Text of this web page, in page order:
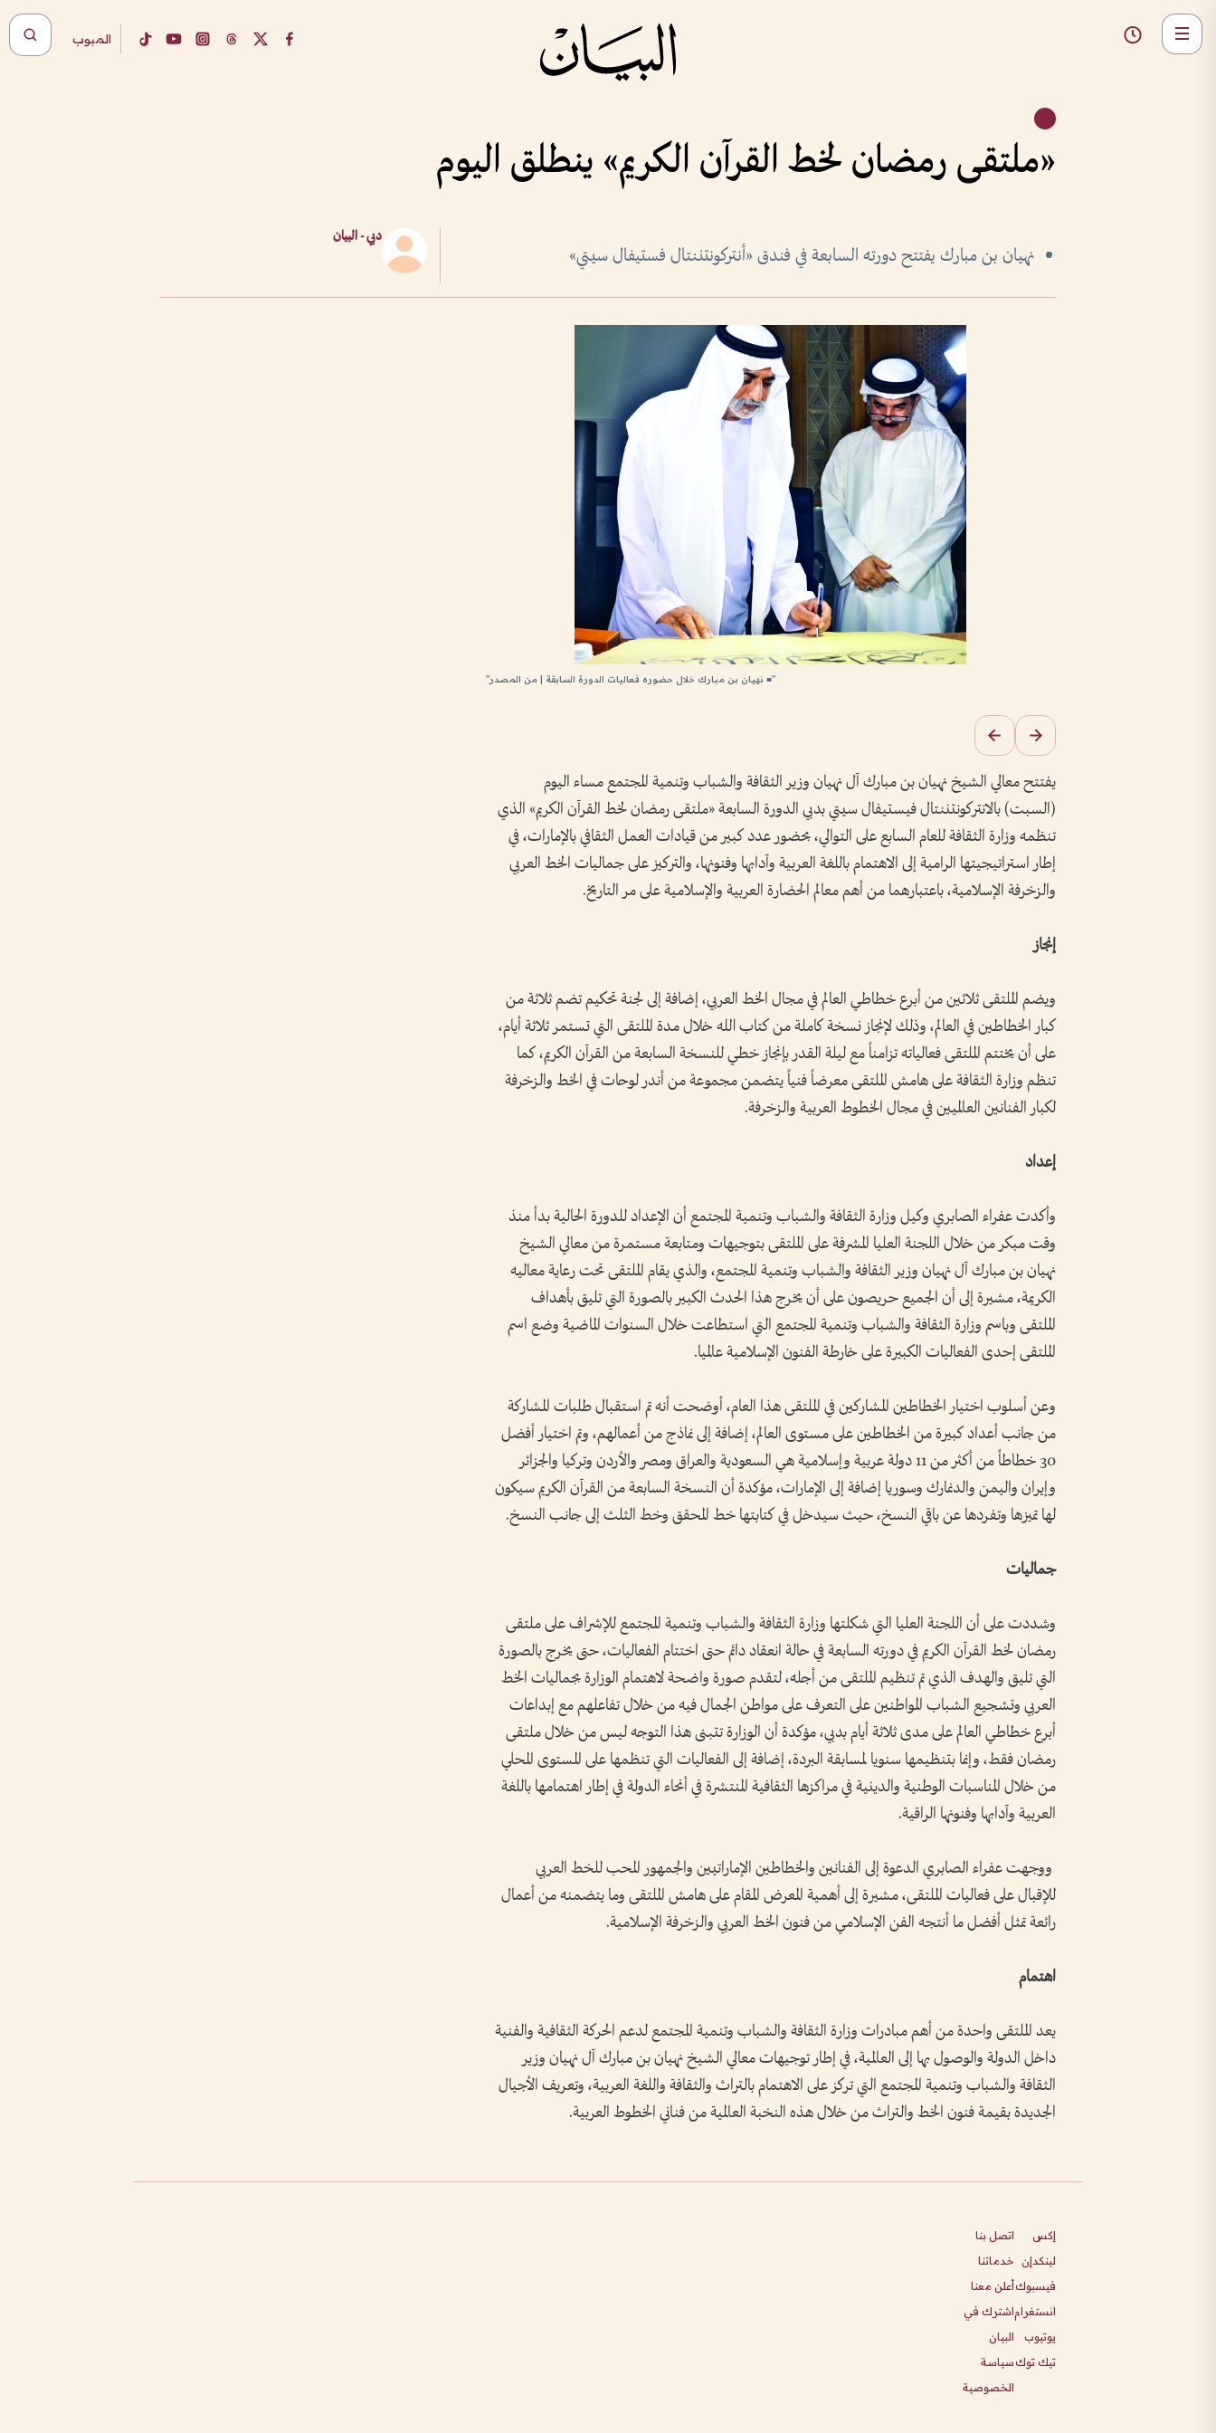
المبوب
«ملتقى رمضان لخط القرآن الكريم» ينطلق اليوم
نهيان بن مبارك يفتتح دورته السابعة في فندق «أنتركونتننتال فستيفال سيتي»
دبي - البيان
"■ نهيان بن مبارك خلال حضوره فعاليات الدورة السابقة | من المصدر"
يفتتح معالي الشيخ نهيان بن مبارك آل نهيان وزير الثقافة والشباب وتنمية المجتمع مساء اليوم
(السبت) بالانتركونتننتال فيستيفال سيتي بدبي الدورة السابعة «ملتقى رمضان لخط القرآن الكريم» الذي
تنظمه وزارة الثقافة للعام السابع على التوالي، بحضور عدد كبير من قيادات العمل الثقافي بالإمارات، في
إطار استراتيجيتها الرامية إلى الاهتمام باللغة العربية وآدابها وفنونها، والتركيز على جماليات الخط العربي
والزخرفة الإسلامية، باعتبارهما من أهم معالم الحضارة العربية والإسلامية على مر التاريخ.
إنجاز
ويضم الملتقى ثلاثين من أبرع خطاطي العالم في مجال الخط العربي، إضافة إلى لجنة تحكيم تضم ثلاثة من
كبار الخطاطين في العالم، وذلك لإنجاز نسخة كاملة من كتاب الله خلال مدة الملتقى التي تستمر ثلاثة أيام،
على أن يختتم الملتقى فعالياته تزامناً مع ليلة القدر بإنجاز خطي للنسخة السابعة من القرآن الكريم، كما
تنظم وزارة الثقافة على هامش الملتقى معرضاً فنياً يتضمن مجموعة من أندر لوحات في الخط والزخرفة
لكبار الفنانين العالميين في مجال الخطوط العربية والزخرفة.
إعداد
وأكدت عفراء الصابري وكيل وزارة الثقافة والشباب وتنمية المجتمع أن الإعداد للدورة الحالية بدأ منذ
وقت مبكر من خلال اللجنة العليا المشرفة على الملتقى بتوجيهات ومتابعة مستمرة من معالي الشيخ
نهيان بن مبارك آل نهيان وزير الثقافة والشباب وتنمية المجتمع، والذي يقام الملتقى تحت رعاية معاليه
الكريمة، مشيرة إلى أن الجميع حريصون على أن يخرج هذا الحدث الكبير بالصورة التي تليق بأهداف
الملتقى وباسم وزارة الثقافة والشباب وتنمية المجتمع التي استطاعت خلال السنوات الماضية وضع اسم
الملتقى إحدى الفعاليات الكبيرة على خارطة الفنون الإسلامية عالميا.
وعن أسلوب اختيار الخطاطين المشاركين في الملتقى هذا العام، أوضحت أنه تم استقبال طلبات المشاركة
من جانب أعداد كبيرة من الخطاطين على مستوى العالم، إضافة إلى نماذج من أعمالهم، وتم اختيار أفضل
30 خطاطاً من أكثر من 11 دولة عربية وإسلامية هي السعودية والعراق ومصر والأردن وتركيا والجزائر
وإيران واليمن والدنمارك وسوريا إضافة إلى الإمارات، مؤكدة أن النسخة السابعة من القرآن الكريم سيكون
لها تميزها وتفردها عن باقي النسخ، حيث سيدخل في كتابتها خط المحقق وخط الثلث إلى جانب النسخ.
جماليات
وشددت على أن اللجنة العليا التي شكلتها وزارة الثقافة والشباب وتنمية المجتمع للإشراف على ملتقى
رمضان لخط القرآن الكريم في دورته السابعة في حالة انعقاد دائم حتى اختتام الفعاليات، حتى يخرج بالصورة
التي تليق والهدف الذي تم تنظيم الملتقى من أجله، لتقدم صورة واضحة لاهتمام الوزارة بجماليات الخط
العربي وتشجيع الشباب المواطنين على التعرف على مواطن الجمال فيه من خلال تفاعلهم مع إبداعات
أبرع خطاطي العالم على مدى ثلاثة أيام بدبي، مؤكدة أن الوزارة تتبنى هذا التوجه ليس من خلال ملتقى
رمضان فقط، وإنما بتنظيمها سنويا لمسابقة البردة، إضافة إلى الفعاليات التي تنظمها على المستوى المحلي
من خلال المناسبات الوطنية والدينية في مراكزها الثقافية المنتشرة في أنحاء الدولة في إطار اهتمامها باللغة
العربية وآدابها وفنونها الراقية.
ووجهت عفراء الصابري الدعوة إلى الفنانين والخطاطين الإماراتيين والجمهور المحب للخط العربي
للإقبال على فعاليات الملتقى، مشيرة إلى أهمية المعرض المقام على هامش الملتقى وما يتضمنه من أعمال
رائعة تمثل أفضل ما أنتجه الفن الإسلامي من فنون الخط العربي والزخرفة الإسلامية.
اهتمام
يعد الملتقى واحدة من أهم مبادرات وزارة الثقافة والشباب وتنمية المجتمع لدعم الحركة الثقافية والفنية
داخل الدولة والوصول بها إلى العالمية، في إطار توجيهات معالي الشيخ نهيان بن مبارك آل نهيان وزير
الثقافة والشباب وتنمية المجتمع التي تركز على الاهتمام بالتراث والثقافة واللغة العربية، وتعريف الأجيال
الجديدة بقيمة فنون الخط والتراث من خلال هذه النخبة العالمية من فناني الخطوط العربية.
إكس
لينكدإن
فيسبوك
انستغرام
يوتيوب
تيك توك
اتصل بنا
خدماتنا
أعلن معنا
اشترك في
البيان
سياسة
الخصوصية